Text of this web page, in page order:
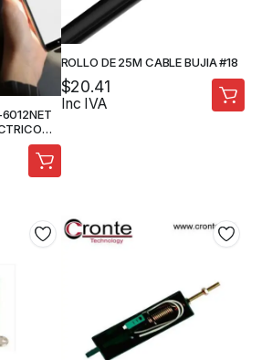
6012NET
ROLLO DE 25M CABLE BUJIA #18
$20.41
Inc IVA